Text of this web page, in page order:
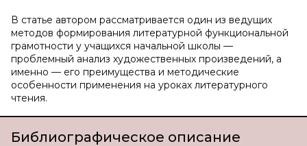
В статье автором рассматривается один из ведущих
методов формирования литературной функциональной
грамотности у учащихся начальной школы —
проблемный анализ художественных произведений, а
именно — его преимущества и методические
особенности применения на уроках литературного
чтения.
Библиографическое описание